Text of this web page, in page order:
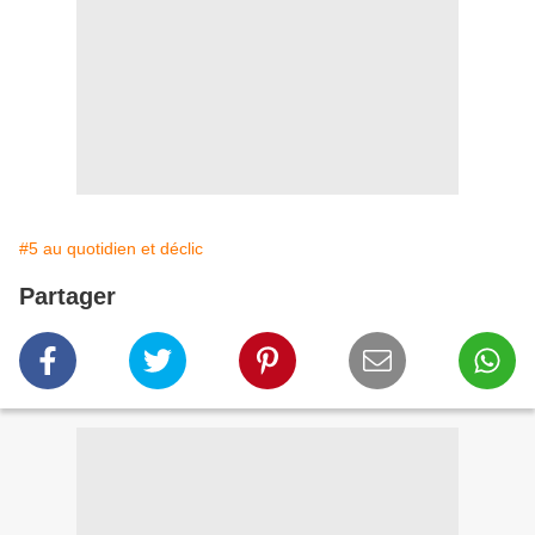
#5 au quotidien et déclic
Partager